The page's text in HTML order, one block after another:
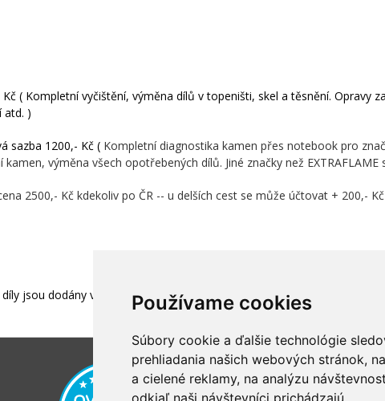
Používame cookies
Súbory cookie a ďalšie technológie
prehliadania našich webových stránok,
a cielené reklamy, na analýzu
odkiaľ naši návštevníci prichádzajú.
( Kompletní vyčištění, výměna dílů v topeništi, skel a těsnění. Opravy
atd. )
sazba 1200,- Kč ( Kompletní diagnostika kamen přes notebook pro
výměna všech opotřebených dílů. Jiné značky než
2500,- Kč kdekoliv po ČR -- u delších cest se může účtovat + 200,-
jsou dodány vč. DPH 21%